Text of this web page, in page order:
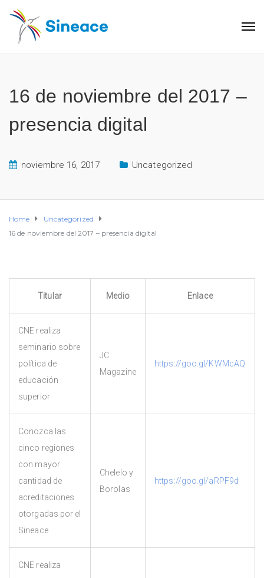
16 de noviembre del 2017 –
presencia digital
noviembre 16, 2017 Uncategorized
Home
Uncategorized
16 de noviembre del 2017 – presencia digital
Titular Medio Enlace
CNE realiza
seminario sobre
política de
educación
superior
JC
Magazine
https://goo.gl/KWMcAQ
Conozca las
cinco regiones
con mayor
cantidad de
acreditaciones
otorgadas por el
Sineace
Chelelo y
Borolas
https://goo.gl/aRPF9d
CNE realiza